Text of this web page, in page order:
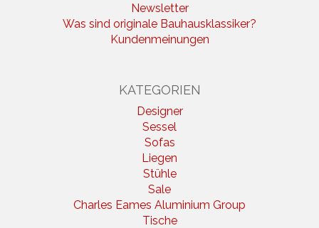
Newsletter
Was sind originale Bauhausklassiker?
Kundenmeinungen
KATEGORIEN
Designer
Sessel
Sofas
Liegen
Stühle
Sale
Charles Eames Aluminium Group
Tische